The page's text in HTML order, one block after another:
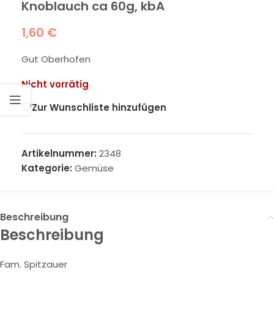
Knoblauch ca 60g, kbA
1,60 €
Gut Oberhofen
Nicht vorrätig
Zur Wunschliste hinzufügen
Artikelnummer: 2348
Kategorie: Gemüse
Beschreibung
Beschreibung
Fam. Spitzauer